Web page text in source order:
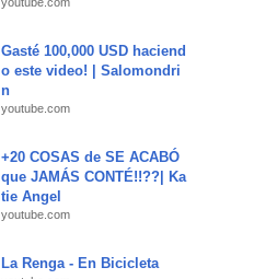
Gasté 100,000 USD haciend
o este video! | Salomondri
n
youtube.com
+20 COSAS de SE ACABÓ
que JAMÁS CONTÉ!!??| Ka
tie Angel
youtube.com
La Renga - En Bicicleta